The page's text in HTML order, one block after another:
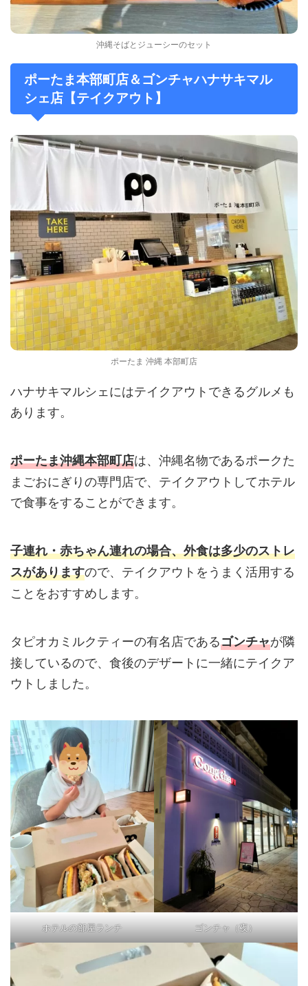
沖縄そばとジューシーのセット
ポーたま本部町店＆ゴンチャハナサキマル
シェ店【テイクアウト】
ポーたま 沖縄 本部町店
ハナサキマルシェにはテイクアウトできるグルメも
あります。
ポーたま沖縄本部町店は、沖縄名物であるポークた
まごおにぎりの専門店で、テイクアウトしてホテル
で食事をすることができます。
子連れ・赤ちゃん連れの場合、外食は多少のストレ
スがありますので、テイクアウトをうまく活用する
ことをおすすめします。
タピオカミルクティーの有名店であるゴンチャが隣
接しているので、食後のデザートに一緒にテイクア
ウトしました。
ホテルの部屋ランチ ゴンチャ（夜）